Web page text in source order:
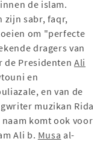
de islam.
zijn sabr, faqr,
om "perfecte
dragers van
de PresidentenAli
en
en van de
muzikan Rida
naam komt ook voor
Ali b. Musa al-